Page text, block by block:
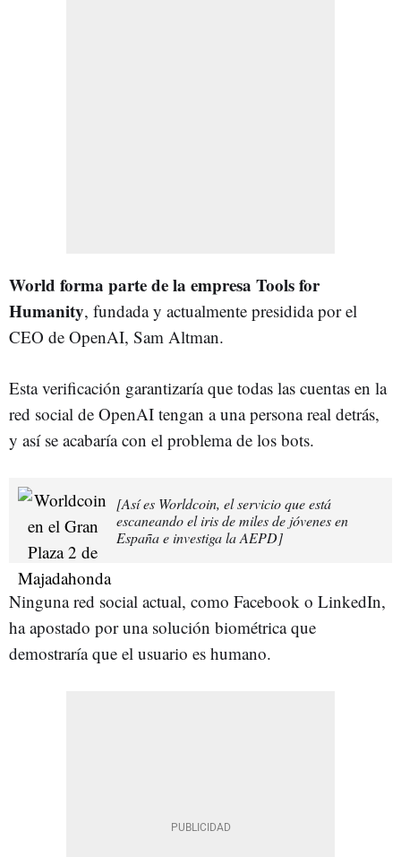
World forma parte de la empresa Tools for
Humanity, fundada y actualmente presidida por el
CEO de OpenAI, Sam Altman.
Esta verificación garantizaría que todas las cuentas en la
red social de OpenAI tengan a una persona real detrás,
y así se acabaría con el problema de los bots.
[Así es Worldcoin, el servicio que está
escaneando el iris de miles de jóvenes en
España e investiga la AEPD]
Ninguna red social actual, como Facebook o LinkedIn,
ha apostado por una solución biométrica que
demostraría que el usuario es humano.